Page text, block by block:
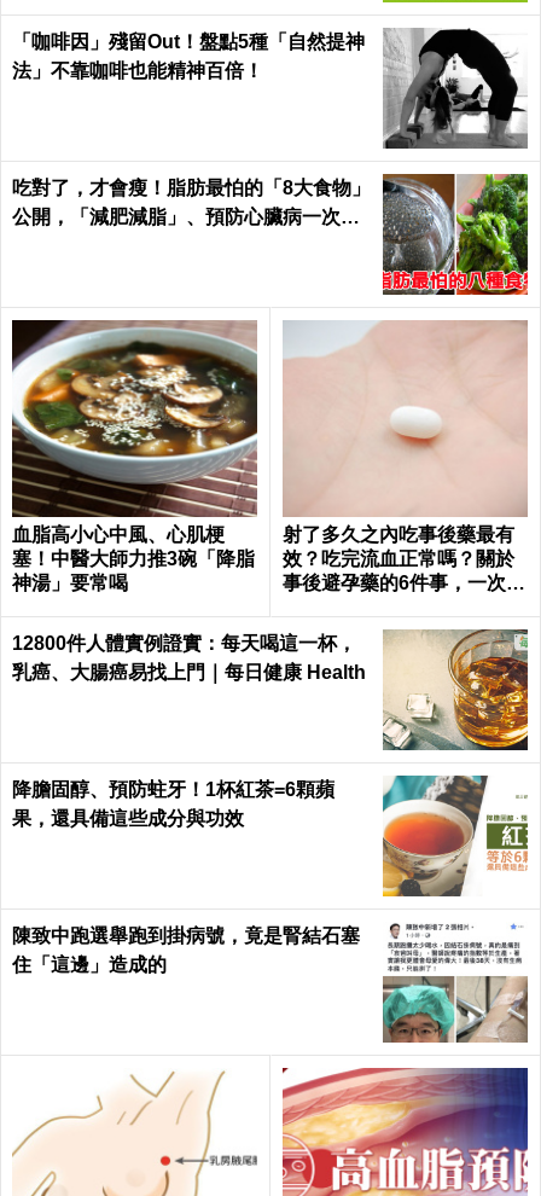
「咖啡因」殘留Out！盤點5種「自然提神
法」不靠咖啡也能精神百倍！
吃對了，才會瘦！脂肪最怕的「8大食物」
公開，「減肥減脂」、預防心臟病一次滿
血脂高小心中風、心肌梗
塞！中醫大師力推3碗「降脂
神湯」要常喝
射了多久之內吃事後藥最有
效？吃完流血正常嗎？關於
事後避孕藥的6件事，一次報
12800件人體實例證實：每天喝這一杯，
乳癌、大腸癌易找上門｜每日健康 Health
降膽固醇、預防蛀牙！1杯紅茶=6顆蘋
果，還具備這些成分與功效
陳致中跑選舉跑到掛病號，竟是腎結石塞
住「這邊」造成的